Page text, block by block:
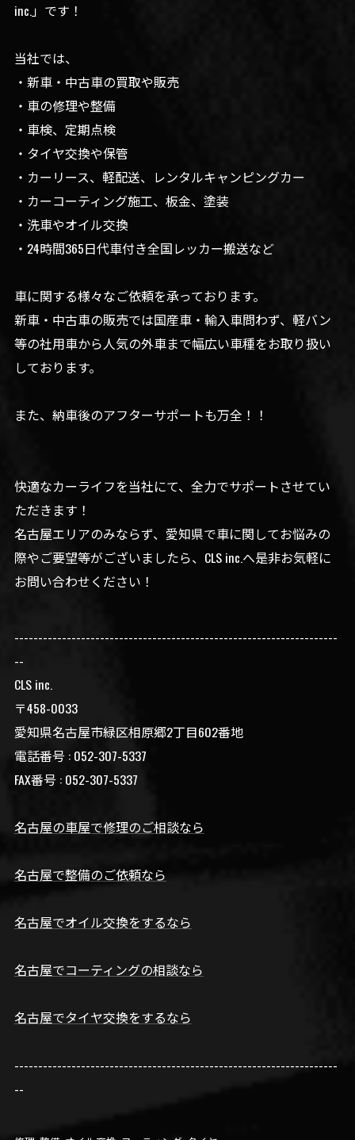
inc.」です！
当社では、
・新車・中古車の買取や販売
・車の修理や整備
・車検、定期点検
・タイヤ交換や保管
・カーリース、軽配送、レンタルキャンピングカー
・カーコーティング施工、板金、塗装
・洗車やオイル交換
・24時間365日代車付き全国レッカー搬送など
車に関する様々なご依頼を承っております。
新車・中古車の販売では国産車・輸入車問わず、軽バン
等の社用車から人気の外車まで幅広い車種をお取り扱い
しております。
また、納車後のアフターサポートも万全！！
快適なカーライフを当社にて、全力でサポートさせてい
ただきます！
名古屋エリアのみならず、愛知県で車に関してお悩みの
際やご要望等がございましたら、CLS inc.へ是非お気軽に
お問い合わせください！
--------------------------------------------------------------------
--
CLS inc.
〒458-0033
愛知県名古屋市緑区相原郷2丁目602番地
電話番号 : 052-307-5337
FAX番号 : 052-307-5337
名古屋の車屋で修理のご相談なら
名古屋で整備のご依頼なら
名古屋でオイル交換をするなら
名古屋でコーティングの相談なら
名古屋でタイヤ交換をするなら
--------------------------------------------------------------------
--